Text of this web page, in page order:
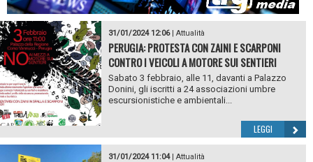
31/01/2024 12:06| Attualità
PERUGIA: PROTESTA CON ZAINI E SCARPONI
CONTRO I VEICOLI A MOTORE SUI SENTIERI
Sabato 3 febbraio, alle 11, davanti a Palazzo
Donini, gli iscritti a 24 associazioni umbre
escursionistiche e ambientali...
LEGGI
31/01/2024 11:04| Attualità